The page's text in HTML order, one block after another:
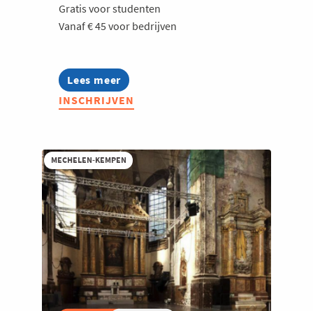
Gratis voor studenten
Vanaf € 45 voor bedrijven
Lees meer
about
Voka
Lokaal
de
hoek
INSCHRIJVEN
MECHELEN-KEMPEN